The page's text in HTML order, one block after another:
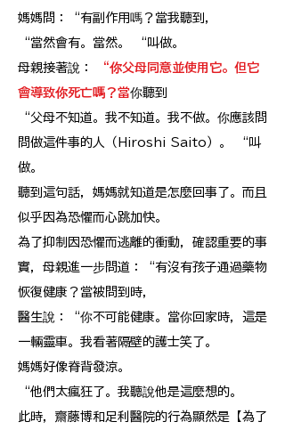
媽媽問：“有副作用嗎？當我聽到，
“當然會有。當然。 “叫做。
母親接著說：
“你父母同意並使用它。但它
會導致你死亡嗎？當你聽到
“父母不知道。我不知道。我不做。你應該問
問做這件事的人（Hiroshi Saito）。 “叫
做。
聽到這句話，媽媽就知道是怎麼回事了。而且
似乎因為恐懼而心跳加快。
為了抑制因恐懼而逃離的衝動，確認重要的事
實，母親進一步問道：“有沒有孩子通過藥物
恢復健康？當被問到時，
醫生說：“你不可能健康。當你回家時，這是
一輛靈車。我看著隔壁的護士笑了。
媽媽好像脊背發涼。
“他們太瘋狂了。我聽說他是這麼想的。
此時，齋藤博和足利醫院的行為顯然是【為了